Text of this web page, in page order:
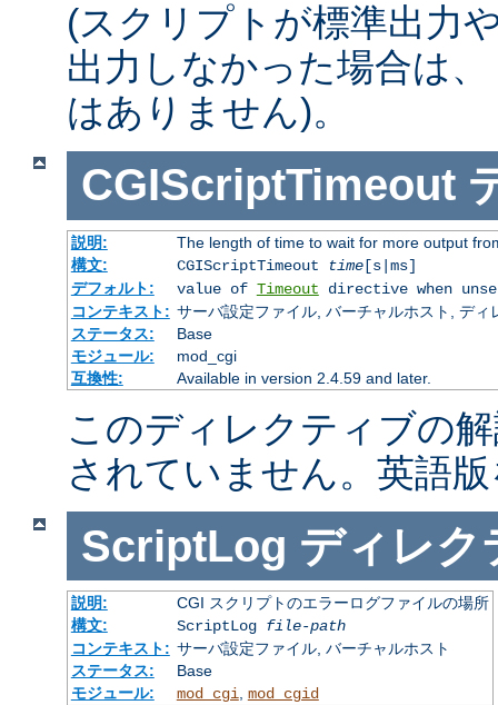
(スクリプトが標準出力
出力しなかった場合は
はありません)。
CGIScriptTimeout
説明:
The length of time to wait for more output
構文:
CGIScriptTimeout time[s|ms]
デフォルト:
value of Timeout directive when
コンテキスト: サーバ設定ファイル, バーチャルホスト, ディ
ステータス:
Base
モジュール:
mod_cgi
互換性:
Available in version 2.4.59 and later.
このディレクティブの
されていません。英語
ScriptLog ディレク
説明:
CGI スクリプトのエラーログファイルの場所
構文:
ScriptLog file-path
コンテキスト: サーバ設定ファイル, バーチャルホスト
ステータス:
Base
モジュール:
mod_cgi, mod_cgid